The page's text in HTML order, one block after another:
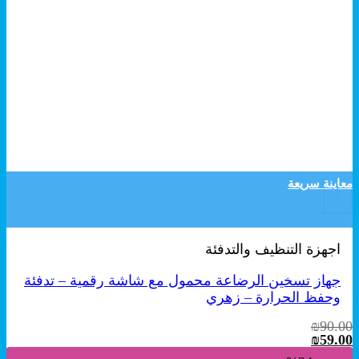
معاينة سريعة
اجهزة التنظيف والتدفئة
جهاز تسخين الرضاعة محمول مع شاشة رقمية – تدفئة
وحفظ الحرارة – زهري
₪90.00
السعر
الأصلي
₪59.00